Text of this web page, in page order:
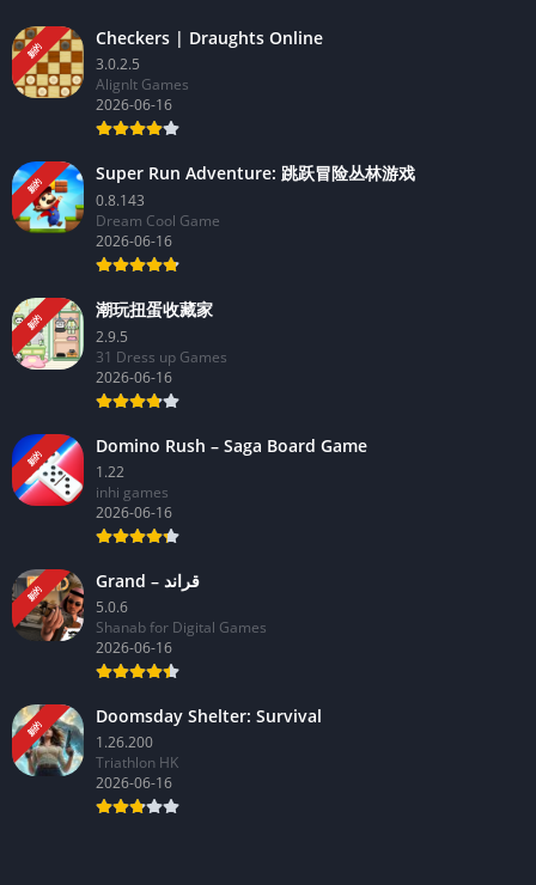
新的
Checkers | Draughts Online
3.0.2.5
AlignIt Games
2026-06-16
新的
Super Run Adventure: 跳跃冒险丛林游戏
0.8.143
Dream Cool Game
2026-06-16
新的
潮玩扭蛋收藏家
2.9.5
31 Dress up Games
2026-06-16
新的
Domino Rush – Saga Board Game
1.22
inhi games
2026-06-16
新的
Grand – قراند
5.0.6
Shanab for Digital Games
2026-06-16
新的
Doomsday Shelter: Survival
1.26.200
Triathlon HK
2026-06-16